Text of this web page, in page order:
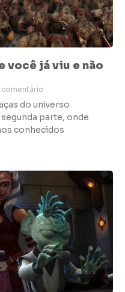
você já viu e não
comentário
do universo
parte, onde
conhecidos